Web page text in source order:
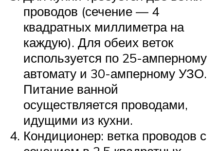
проводов (сечение — 4
квадратных миллиметра на
каждую). Для обеих веток
используется по 25-амперному
автомату и 30-амперному УЗО.
Питание ванной
осуществляется проводами,
идущими из кухни.
Кондиционер: ветка проводов с